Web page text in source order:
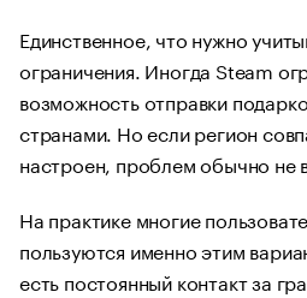
Единственное, что нужно
ограничения. Иногда Steam
возможность отправки
странами. Но если регион
настроен, проблем обычно не
На практике многие
пользуются именно этим
есть постоянный контакт за